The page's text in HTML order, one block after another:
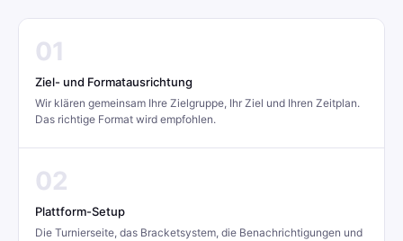
01
Ziel- und Formatausrichtung
Wir klären gemeinsam Ihre Zielgruppe, Ihr Ziel und Ihren Zeitplan.
Das richtige Format wird empfohlen.
02
Plattform-Setup
Die Turnierseite, das Bracketsystem, die Benachrichtigungen und